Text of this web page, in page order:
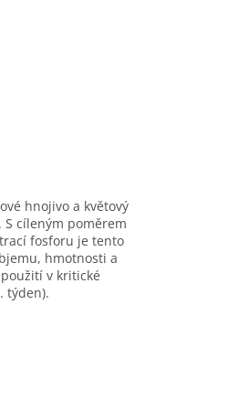
hnojivo a květový
cíleným poměrem
fosforu je tento
hmotnosti a
v kritické
týden).